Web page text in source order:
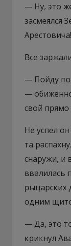
— Ну, это
засмеялся
Все
— Пойду
—
свой прямо
Не успел
та
снаружи, и
ввалилась
рыцарских
одним
— Да, это
крикнул